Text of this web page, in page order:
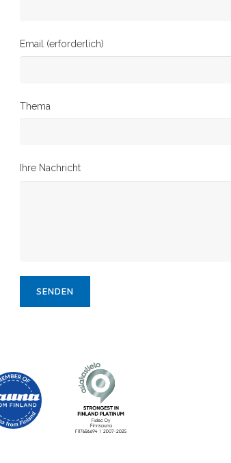
Email (erforderlich)
Thema
Ihre Nachricht